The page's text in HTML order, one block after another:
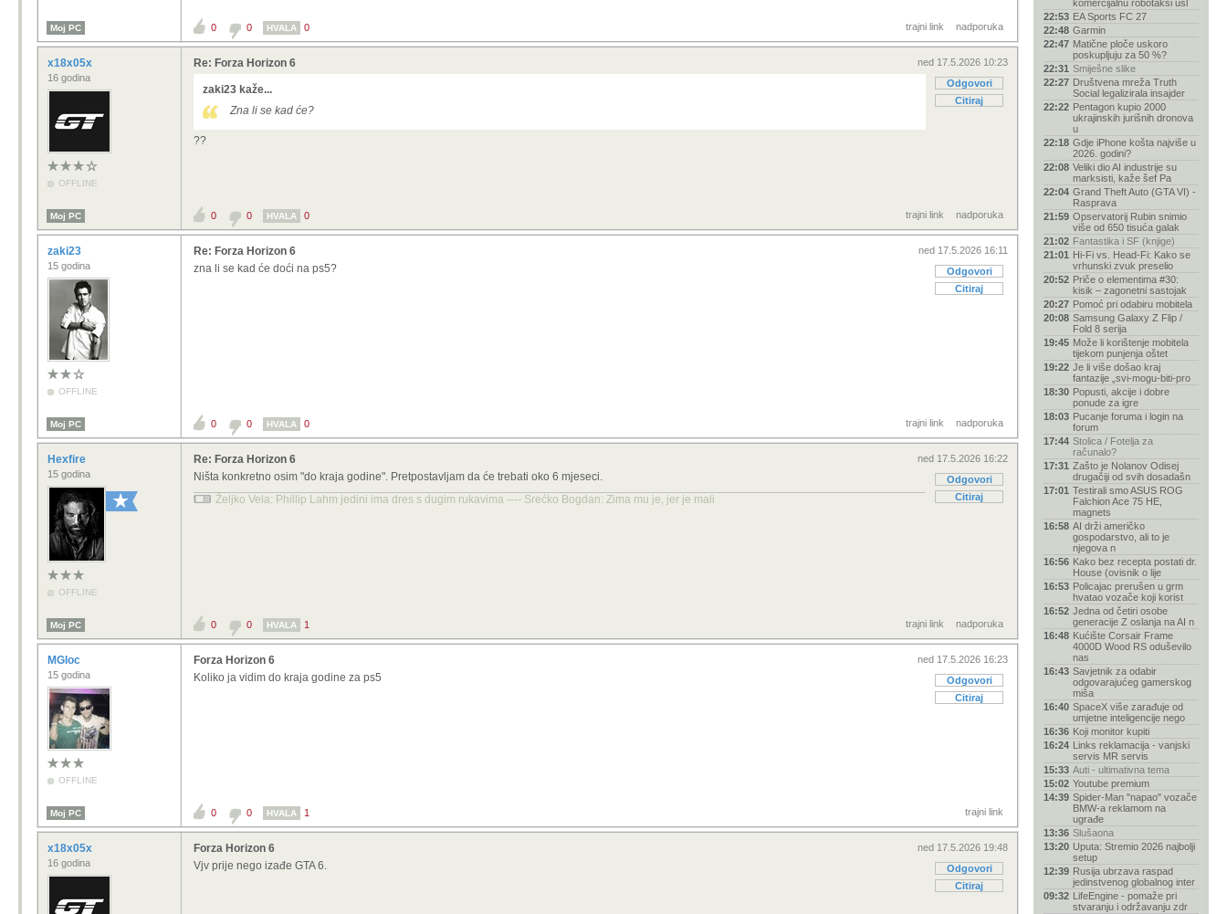
Moj PC trajni link nadporuka
0 0 HVALA 0
x18x05x
16 godina
OFFLINE
ned 17.5.2026 10:23
Odgovori
Citiraj
Re: Forza Horizon 6
zaki23 kaže...
Zna li se kad će?
??
Moj PC trajni link nadporuka
0 0 HVALA 0
zaki23
15 godina
OFFLINE
ned 17.5.2026 16:11
Odgovori
Citiraj
Re: Forza Horizon 6
zna li se kad će doći na ps5?
Moj PC trajni link nadporuka
0 0 HVALA 0
Hexfire
15 godina
OFFLINE
ned 17.5.2026 16:22
Odgovori
Citiraj
Re: Forza Horizon 6
Ništa konkretno osim "do kraja godine". Pretpostavljam da će trebati oko 6 mjeseci.
Željko Vela: Phillip Lahm jedini ima dres s dugim rukavima ---- Srećko Bogdan: Zima mu je, jer je mali
Moj PC trajni link nadporuka
0 0 HVALA 1
MGloc
15 godina
OFFLINE
ned 17.5.2026 16:23
Odgovori
Citiraj
Forza Horizon 6
Koliko ja vidim do kraja godine za ps5
Moj PC trajni link
0 0 HVALA 1
x18x05x
16 godina
ned 17.5.2026 19:48
Odgovori
Citiraj
Forza Horizon 6
Vjv prije nego izađe GTA 6.
komercijalnu robotaksi usl
22:53 EA Sports FC 27
22:48 Garmin
22:47 Matične ploče uskoro
poskupljuju za 50 %?
22:31 Smiješne slike
22:27 Društvena mreža Truth
Social legalizirala insajder
22:22 Pentagon kupio 2000
ukrajinskih jurišnih dronova
u
22:18 Gdje iPhone košta najviše u
2026. godini?
22:08 Veliki dio AI industrije su
marksisti, kaže šef Pa
22:04 Grand Theft Auto (GTA VI) -
Rasprava
21:59 Opservatorij Rubin snimio
više od 650 tisuća galak
21:02 Fantastika i SF (knjige)
21:01 Hi-Fi vs. Head-Fi: Kako se
vrhunski zvuk preselio
20:52 Priče o elementima #30:
kisik – zagonetni sastojak
20:27 Pomoć pri odabiru mobitela
20:08 Samsung Galaxy Z Flip /
Fold 8 serija
19:45 Može li korištenje mobitela
tijekom punjenja oštet
19:22 Je li više došao kraj
fantazije „svi-mogu-biti-pro
18:30 Popusti, akcije i dobre
ponude za igre
18:03 Pucanje foruma i login na
forum
17:44 Stolica / Fotelja za
računalo?
17:31 Zašto je Nolanov Odisej
drugačiji od svih dosadašn
17:01 Testirali smo ASUS ROG
Falchion Ace 75 HE,
magnets
16:58 AI drži američko
gospodarstvo, ali to je
njegova n
16:56 Kako bez recepta postati dr.
House (ovisnik o lije
16:53 Policajac prerušen u grm
hvatao vozače koji korist
16:52 Jedna od četiri osobe
generacije Z oslanja na AI n
16:48 Kućište Corsair Frame
4000D Wood RS oduševilo
nas
16:43 Savjetnik za odabir
odgovarajućeg gamerskog
miša
16:40 SpaceX više zarađuje od
umjetne inteligencije nego
16:36 Koji monitor kupiti
16:24 Links reklamacija - vanjski
servis MR servis
15:33 Auti - ultimativna tema
15:02 Youtube premium
14:39 Spider-Man "napao" vozače
BMW-a reklamom na
ugrađe
13:36 Slušaona
13:20 Uputa: Stremio 2026 najbolji
setup
12:39 Rusija ubrzava raspad
jedinstvenog globalnog inter
09:32 LifeEngine - pomaže pri
stvaranju i održavanju zdr